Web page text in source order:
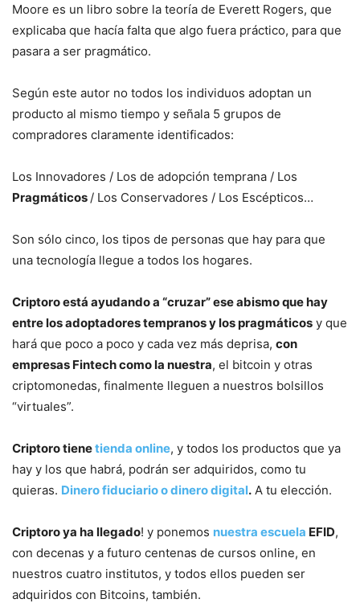
Moore es un libro sobre la teoría de Everett Rogers, que
explicaba que hacía falta que algo fuera práctico, para que
pasara a ser pragmático.
Según este autor no todos los individuos adoptan un
producto al mismo tiempo y señala 5 grupos de
compradores claramente identificados:
Los Innovadores / Los de adopción temprana / Los
Pragmáticos / Los Conservadores / Los Escépticos…
Son sólo cinco, los tipos de personas que hay para que
una tecnología llegue a todos los hogares.
Criptoro está ayudando a “cruzar” ese abismo que hay
entre los adoptadores tempranos y los pragmáticos y que
hará que poco a poco y cada vez más deprisa, con
empresas Fintech como la nuestra, el bitcoin y otras
criptomonedas, finalmente lleguen a nuestros bolsillos
“virtuales”.
Criptoro tienetienda online, y todos los productos que ya
hay y los que habrá, podrán ser adquiridos, como tu
quieras. Dinero fiduciario o dinero digital. A tu elección.
Criptoro ya ha llegado! y ponemos nuestra escuela EFID,
con decenas y a futuro centenas de cursos online, en
nuestros cuatro institutos, y todos ellos pueden ser
adquiridos con Bitcoins, también.